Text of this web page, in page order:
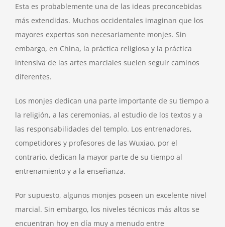
Esta es probablemente una de las ideas preconcebidas
más extendidas. Muchos occidentales imaginan que los
mayores expertos son necesariamente monjes. Sin
embargo, en China, la práctica religiosa y la práctica
intensiva de las artes marciales suelen seguir caminos
diferentes.
Los monjes dedican una parte importante de su tiempo a
la religión, a las ceremonias, al estudio de los textos y a
las responsabilidades del templo. Los entrenadores,
competidores y profesores de las Wuxiao, por el
contrario, dedican la mayor parte de su tiempo al
entrenamiento y a la enseñanza.
Por supuesto, algunos monjes poseen un excelente nivel
marcial. Sin embargo, los niveles técnicos más altos se
encuentran hoy en día muy a menudo entre